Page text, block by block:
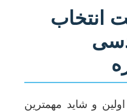
انتخاب
اولین و شاید مهمترین